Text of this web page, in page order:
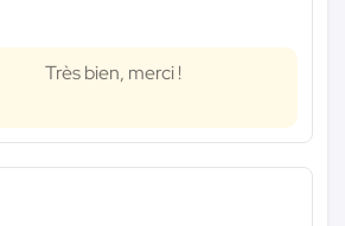
Très bien, merci !